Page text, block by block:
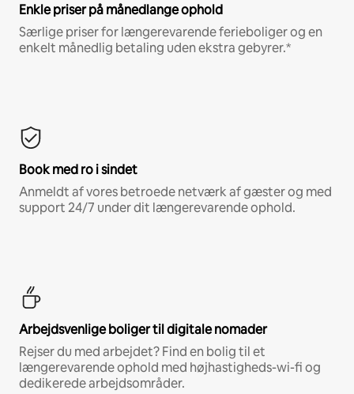
Enkle priser på månedlange ophold
Særlige priser for længerevarende ferieboliger og en
enkelt månedlig betaling uden ekstra gebyrer.*
Book med ro i sindet
Anmeldt af vores betroede netværk af gæster og med
support 24/7 under dit længerevarende ophold.
Arbejdsvenlige boliger til digitale nomader
Rejser du med arbejdet? Find en bolig til et
længerevarende ophold med højhastigheds-wi-fi og
dedikerede arbejdsområder.